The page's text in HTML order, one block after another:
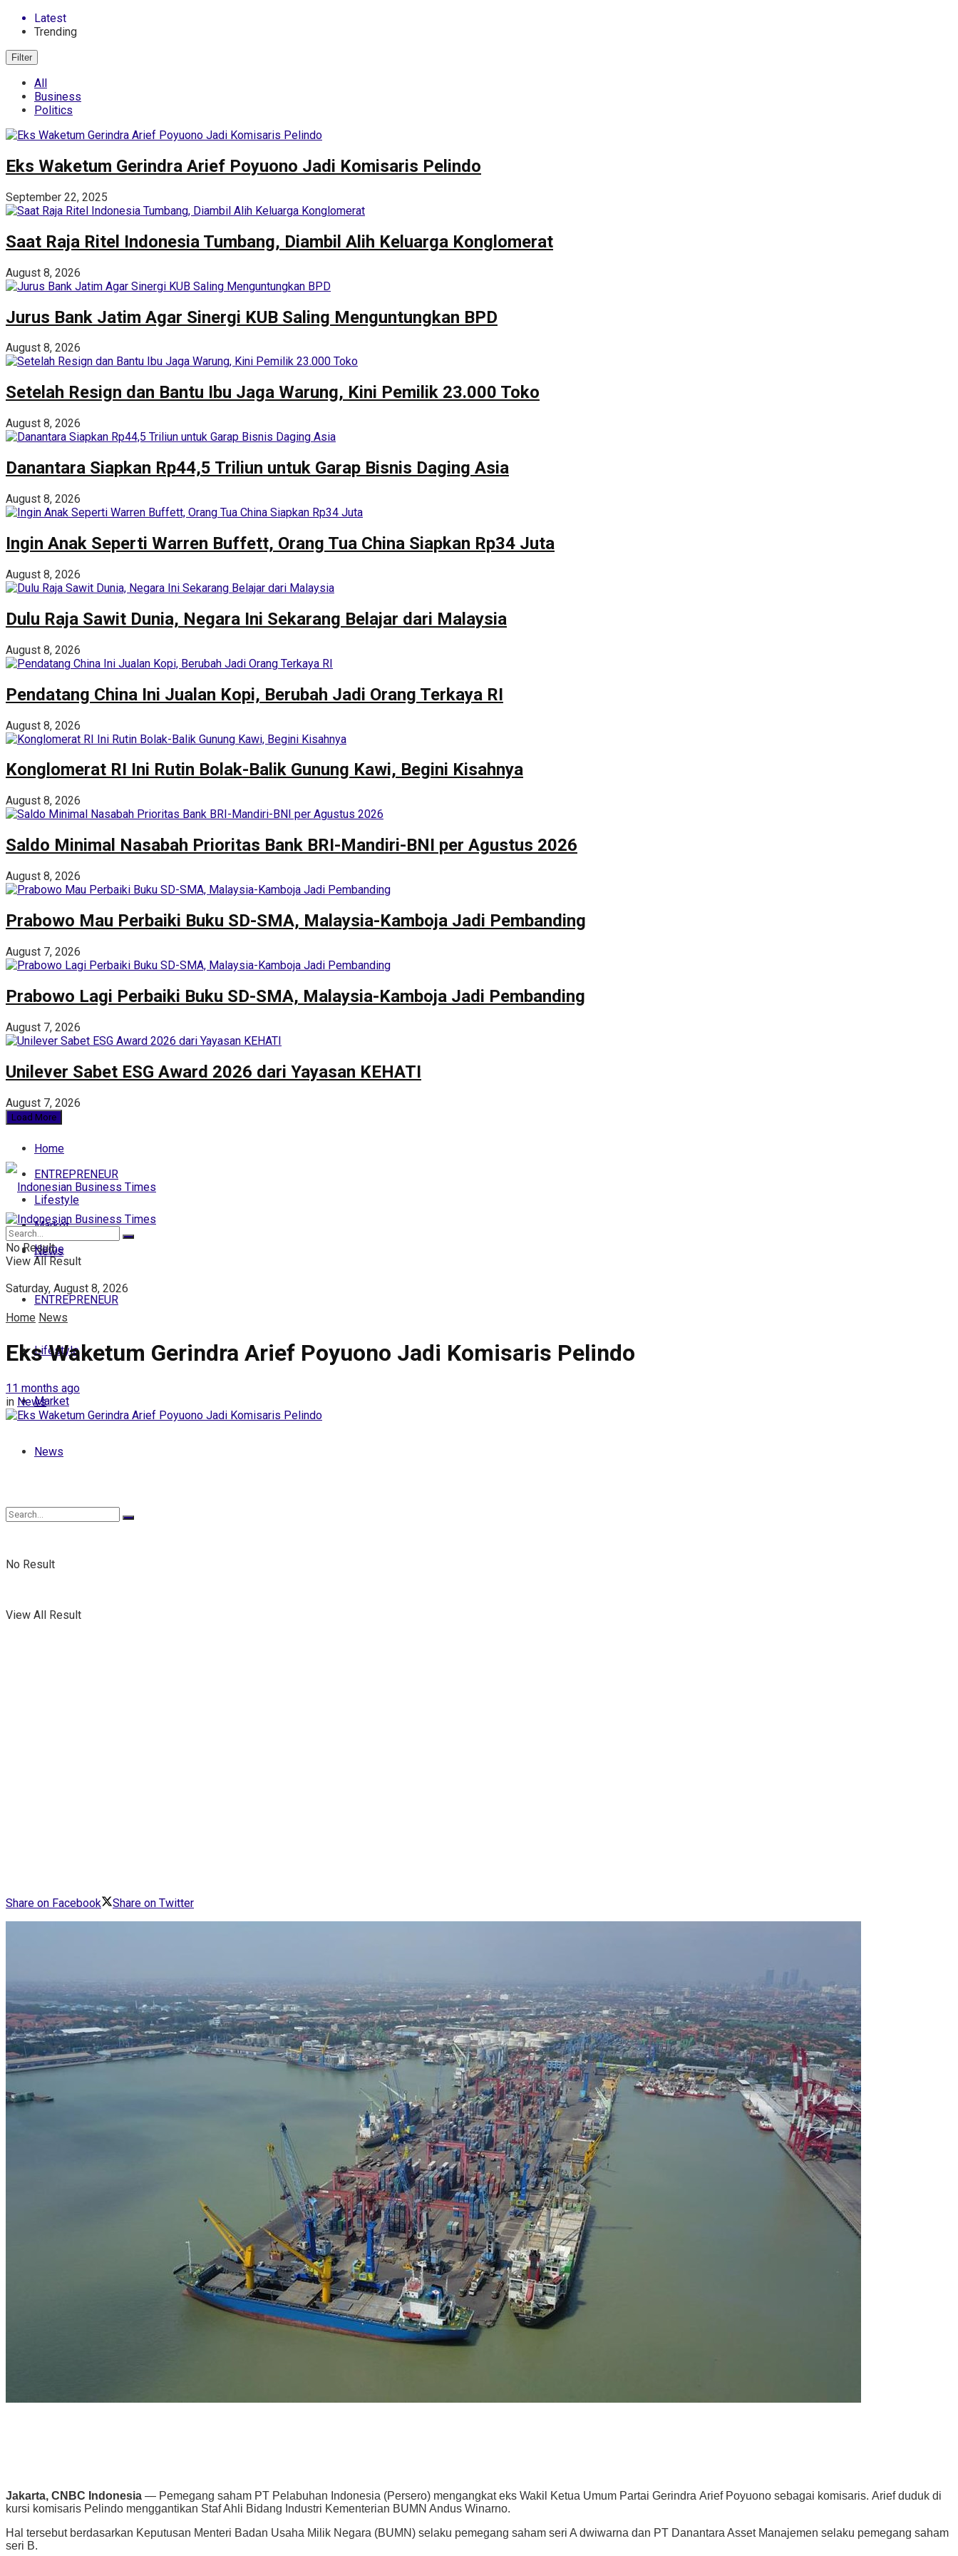
Latest
Trending
Filter
All
Business
Politics
Eks Waketum Gerindra Arief Poyuono Jadi Komisaris Pelindo
September 22, 2025
Saat Raja Ritel Indonesia Tumbang, Diambil Alih Keluarga Konglomerat
August 8, 2026
Jurus Bank Jatim Agar Sinergi KUB Saling Menguntungkan BPD
August 8, 2026
Setelah Resign dan Bantu Ibu Jaga Warung, Kini Pemilik 23.000 Toko
August 8, 2026
Danantara Siapkan Rp44,5 Triliun untuk Garap Bisnis Daging Asia
August 8, 2026
Ingin Anak Seperti Warren Buffett, Orang Tua China Siapkan Rp34 Juta
August 8, 2026
Dulu Raja Sawit Dunia, Negara Ini Sekarang Belajar dari Malaysia
August 8, 2026
Pendatang China Ini Jualan Kopi, Berubah Jadi Orang Terkaya RI
August 8, 2026
Konglomerat RI Ini Rutin Bolak-Balik Gunung Kawi, Begini Kisahnya
August 8, 2026
Saldo Minimal Nasabah Prioritas Bank BRI-Mandiri-BNI per Agustus 2026
August 8, 2026
Prabowo Mau Perbaiki Buku SD-SMA, Malaysia-Kamboja Jadi Pembanding
August 7, 2026
Prabowo Lagi Perbaiki Buku SD-SMA, Malaysia-Kamboja Jadi Pembanding
August 7, 2026
Unilever Sabet ESG Award 2026 dari Yayasan KEHATI
August 7, 2026
Load More
Home
ENTREPRENEUR
Lifestyle
Market
News
Saturday, August 8, 2026
Home
ENTREPRENEUR
Lifestyle
Market
News
No Result
View All Result
No Result
View All Result
Home News
Eks Waketum Gerindra Arief Poyuono Jadi Komisaris Pelindo
11 months ago
in News
Share on Facebook Share on Twitter
Jakarta, CNBC Indonesia — Pemegang saham PT Pelabuhan Indonesia (Persero) mengangkat eks Wakil Ketua Umum Partai Gerindra Arief Poyuono sebagai komisaris. Arief duduk di
kursi komisaris Pelindo menggantikan Staf Ahli Bidang Industri Kementerian BUMN Andus Winarno.
Hal tersebut berdasarkan Keputusan Menteri Badan Usaha Milik Negara (BUMN) selaku pemegang saham seri A dwiwarna dan PT Danantara Asset Manajemen selaku pemegang saham
seri B.